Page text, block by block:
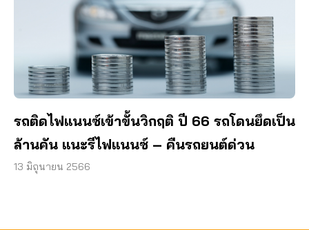
รถติดไฟแนนซ์เข้าขั้นวิกฤติ ปี 66 รถโดนยึดเป็น
ล้านคัน แนะรีไฟแนนซ์ – คืนรถยนต์ด่วน
13 มิถุนายน 2566